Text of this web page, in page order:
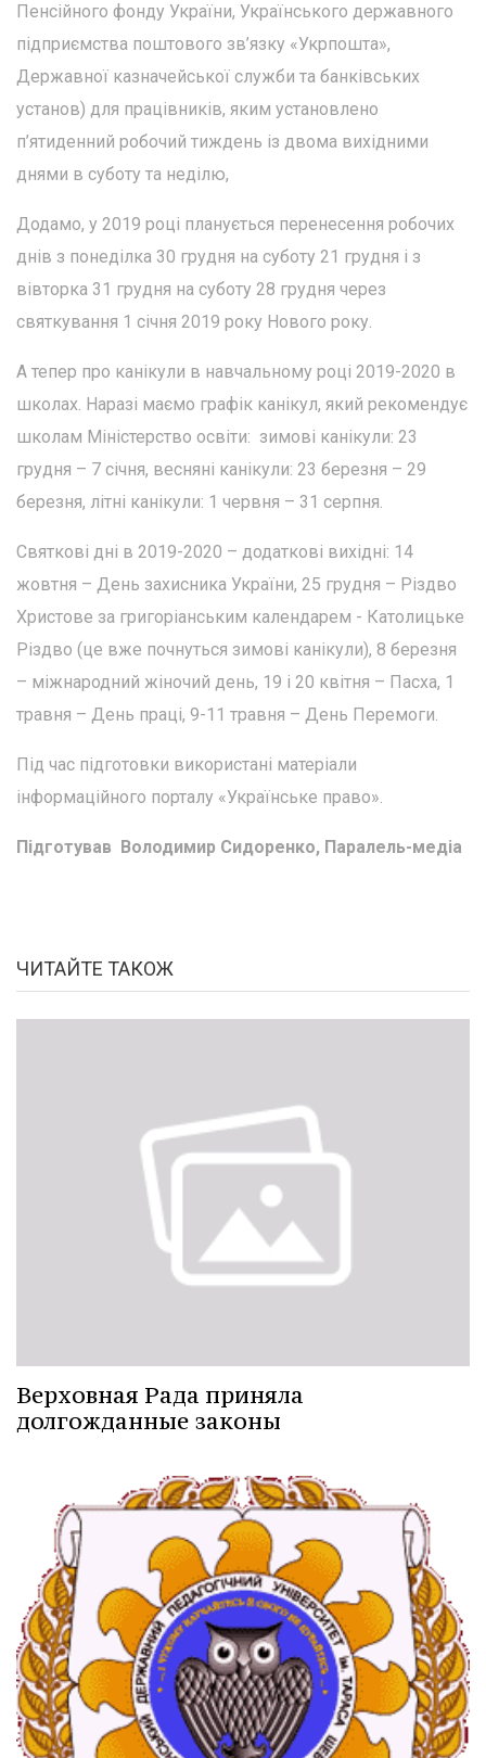
Пенсійного фонду України, Українського державного
підприємства поштового зв’язку «Укрпошта»,
Державної казначейської служби та банківських
установ) для працівників, яким установлено
п’ятиденний робочий тиждень із двома вихідними
днями в суботу та неділю,
Додамо, у 2019 році планується перенесення робочих
днів з понеділка 30 грудня на суботу 21 грудня і з
вівторка 31 грудня на суботу 28 грудня через
святкування 1 січня 2019 року Нового року.
А тепер про канікули в навчальному році 2019-2020 в
школах. Наразі маємо графік канікул, який рекомендує
школам Міністерство освіти: зимові канікули: 23
грудня – 7 січня, весняні канікули: 23 березня – 29
березня, літні канікули: 1 червня – 31 серпня.
Святкові дні в 2019-2020 – додаткові вихідні: 14
жовтня – День захисника України, 25 грудня – Різдво
Христове за григоріанським календарем - Католицьке
Різдво (це вже почнуться зимові канікули), 8 березня
– міжнародний жіночий день, 19 і 20 квітня – Пасха, 1
травня – День праці, 9-11 травня – День Перемоги.
Під час підготовки використані матеріали
інформаційного порталу «Українське право».
Підготував Володимир Сидоренко, Паралель-медіа
ЧИТАЙТЕ ТАКОЖ
Верховная Рада приняла
долгожданные законы